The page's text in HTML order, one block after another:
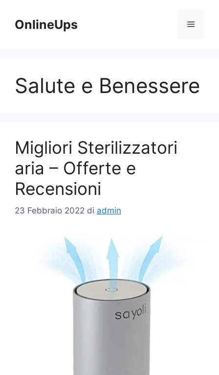
contenuto
OnlineUps Menu
Salute e Benessere
Migliori Sterilizzatori
aria – Offerte e
Recensioni
23 Febbraio 2022 di admin